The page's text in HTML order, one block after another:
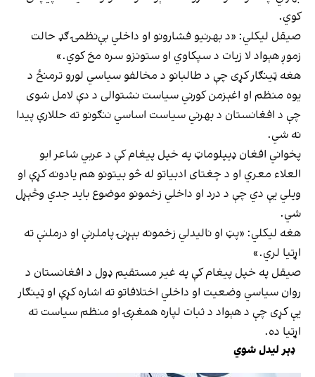
کوي.
صیقل لیکلي: «د بهرنیو فشارونو او داخلي بې‌نظمۍ ګډ حالت
زموږ هېواد لا زیات د سپکاوي او ستونزو سره مخ کوي.»
هغه ټینګار کړی چې د طالبانو د مخالفو سیاسي لورو ترمنځ د
یوه منظم او اغېزمن کورني سیاست نشتوالی د دې لامل شوی
چې د افغانستان د بهرني سیاست اساسي ننګونو ته حللارې پیدا
نه شي.
پخواني افغان ډیپلوماټ په خپل پیغام کې د عربي شاعر ابو
العلاء معري او د چغتای ادبیاتو له څو بیتونو هم یادونه کړې او
ویلي یې دي چې د درد او داخلي زخمونو موضوع باید جدي وڅېړل
شي.
هغه لیکلي: «پټ او نالیدلي زخمونه بېړنۍ پاملرنې او درملنې ته
اړتیا لري.»
صیقل په خپل پیغام کې په غیر مستقیم ډول د افغانستان د
روان سیاسي وضعیت او داخلي اختلافاتو ته اشاره کړې او ټینګار
یې کړی چې د هېواد د ثبات لپاره همغږۍ او منظم سیاست ته
اړتیا ده.
ډېر لیدل شوي